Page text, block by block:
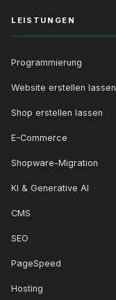
LEISTUNGEN
Programmierung
Website erstellen lassen
Shop erstellen lassen
E-Commerce
Shopware-Migration
KI & Generative AI
CMS
SEO
PageSpeed
Hosting